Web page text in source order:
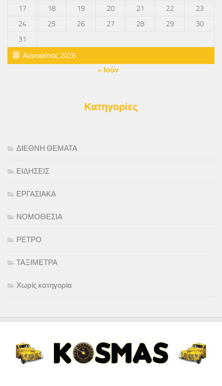
Αύγουστος 2026
17
18 19 20 21 22
23
24
25 26 27 28 29
30
31
« Ιούν
Κατηγορίες
ΔΙΕΘΝΗ ΘΕΜΑΤΑ
ΕΙΔΗΣΕΙΣ
ΕΡΓΑΣΙΑΚΑ
ΝΟΜΟΘΕΣΙΑ
ΡΕΤΡΟ
ΤΑΞΙΜΕΤΡΑ
Χωρίς κατηγορία